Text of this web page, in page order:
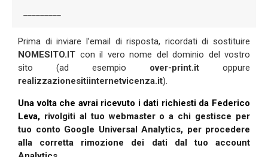
Prima di inviare l’email di risposta, ricordati di sostituire
NOMESITO.IT con il vero nome del dominio del vostro
sito (ad esempio over-print.it oppure
realizzazionesitiinternetvicenza.it).
Una volta che avrai ricevuto i dati richiesti da Federico
Leva, rivolgiti al tuo webmaster o a chi gestisce per
tuo conto Google Universal Analytics, per procedere
alla corretta rimozione dei dati dal tuo account